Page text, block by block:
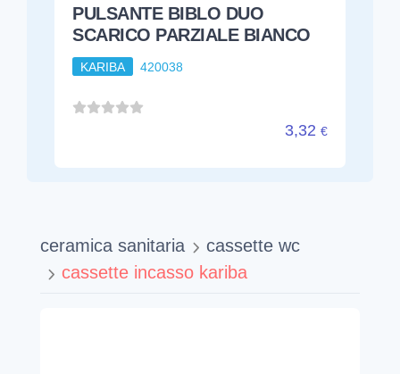
PULSANTE BIBLO DUO
SCARICO PARZIALE BIANCO
KARIBA 420038
3,32 €
ceramica sanitaria
cassette wc
cassette incasso kariba